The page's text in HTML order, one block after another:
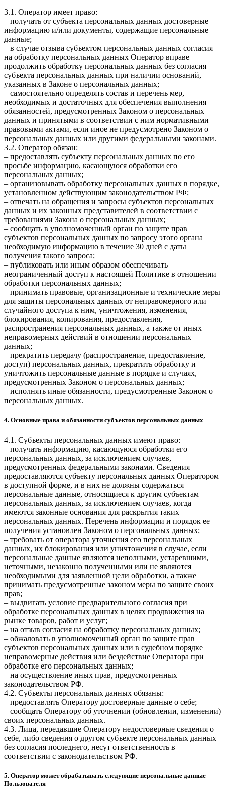
3.1. Оператор имеет право:
– получать от субъекта персональных данных достоверные
информацию и/или документы, содержащие персональные
данные;
– в случае отзыва субъектом персональных данных согласия
на обработку персональных данных Оператор вправе
продолжить обработку персональных данных без согласия
субъекта персональных данных при наличии оснований,
указанных в Законе о персональных данных;
– самостоятельно определять состав и перечень мер,
необходимых и достаточных для обеспечения выполнения
обязанностей, предусмотренных Законом о персональных
данных и принятыми в соответствии с ним нормативными
правовыми актами, если иное не предусмотрено Законом о
персональных данных или другими федеральными законами.
3.2. Оператор обязан:
– предоставлять субъекту персональных данных по его
просьбе информацию, касающуюся обработки его
персональных данных;
– организовывать обработку персональных данных в порядке,
установленном действующим законодательством РФ;
– отвечать на обращения и запросы субъектов персональных
данных и их законных представителей в соответствии с
требованиями Закона о персональных данных;
– сообщать в уполномоченный орган по защите прав
субъектов персональных данных по запросу этого органа
необходимую информацию в течение 30 дней с даты
получения такого запроса;
– публиковать или иным образом обеспечивать
неограниченный доступ к настоящей Политике в отношении
обработки персональных данных;
– принимать правовые, организационные и технические меры
для защиты персональных данных от неправомерного или
случайного доступа к ним, уничтожения, изменения,
блокирования, копирования, предоставления,
распространения персональных данных, а также от иных
неправомерных действий в отношении персональных
данных;
– прекратить передачу (распространение, предоставление,
доступ) персональных данных, прекратить обработку и
уничтожить персональные данные в порядке и случаях,
предусмотренных Законом о персональных данных;
– исполнять иные обязанности, предусмотренные Законом о
персональных данных.
4. Основные права и обязанности субъектов персональных данных
4.1. Субъекты персональных данных имеют право:
– получать информацию, касающуюся обработки его
персональных данных, за исключением случаев,
предусмотренных федеральными законами. Сведения
предоставляются субъекту персональных данных Оператором
в доступной форме, и в них не должны содержаться
персональные данные, относящиеся к другим субъектам
персональных данных, за исключением случаев, когда
имеются законные основания для раскрытия таких
персональных данных. Перечень информации и порядок ее
получения установлен Законом о персональных данных;
– требовать от оператора уточнения его персональных
данных, их блокирования или уничтожения в случае, если
персональные данные являются неполными, устаревшими,
неточными, незаконно полученными или не являются
необходимыми для заявленной цели обработки, а также
принимать предусмотренные законом меры по защите своих
прав;
– выдвигать условие предварительного согласия при
обработке персональных данных в целях продвижения на
рынке товаров, работ и услуг;
– на отзыв согласия на обработку персональных данных;
– обжаловать в уполномоченный орган по защите прав
субъектов персональных данных или в судебном порядке
неправомерные действия или бездействие Оператора при
обработке его персональных данных;
– на осуществление иных прав, предусмотренных
законодательством РФ.
4.2. Субъекты персональных данных обязаны:
– предоставлять Оператору достоверные данные о себе;
– сообщать Оператору об уточнении (обновлении, изменении)
своих персональных данных.
4.3. Лица, передавшие Оператору недостоверные сведения о
себе, либо сведения о другом субъекте персональных данных
без согласия последнего, несут ответственность в
соответствии с законодательством РФ.
5. Оператор может обрабатывать следующие персональные данные
Пользователя